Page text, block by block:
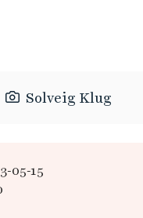
Solveig Klug
05-15